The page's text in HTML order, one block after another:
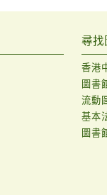
尋找
香港
圖書
流動
基本
圖書